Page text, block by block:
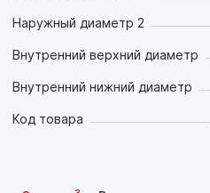
Наружный диаметр 2
Внутренний верхний диаметр
Внутренний нижний диаметр
Код товара